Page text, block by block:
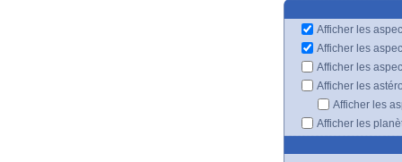
Afficher les
Afficher les
Afficher les
Afficher les
Afficher les
Afficher les